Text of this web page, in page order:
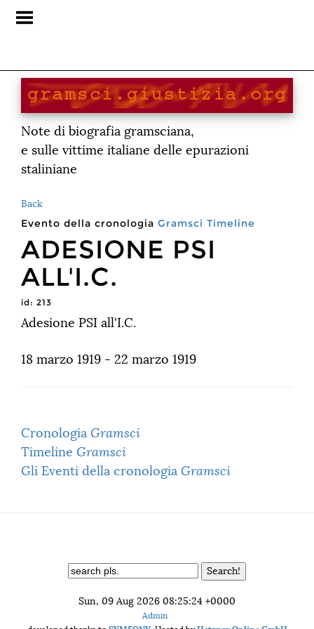
Note di biografia gramsciana,
e sulle vittime italiane delle epurazioni
staliniane
Back
Evento della cronologia Gramsci Timeline
ADESIONE PSI
ALL'I.C.
id: 213
Adesione PSI all'I.C.
18 marzo 1919 - 22 marzo 1919
Cronologia Gramsci
Timeline Gramsci
Gli Eventi della cronologia Gramsci
Sun, 09 Aug 2026 08:25:24 +0000
Admin